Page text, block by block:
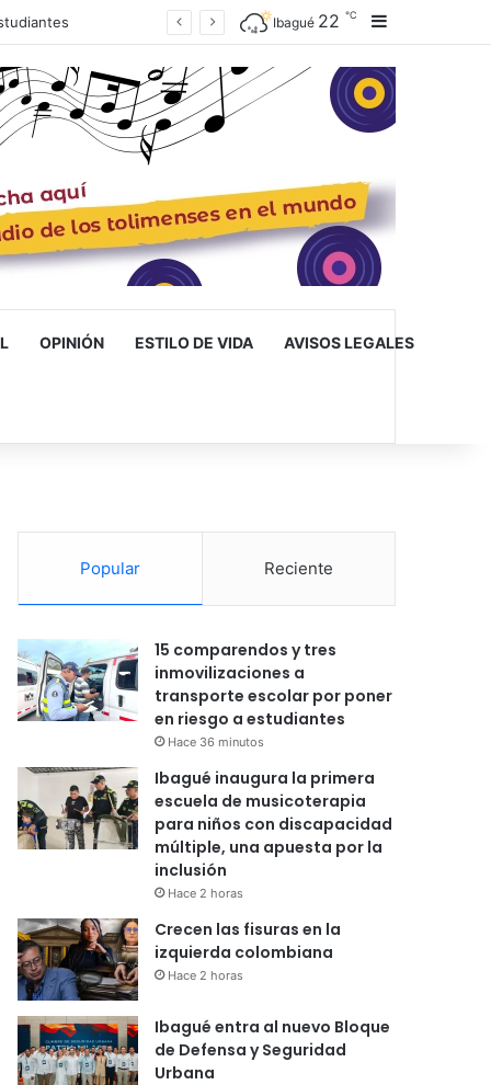
Ibagué 22 ℃
OPINIÓN ESTILO DE VIDA AVISOS LEGALES
Popular Reciente
15 comparendos y tres
inmovilizaciones a
transporte escolar por poner
en riesgo a estudiantes
Hace 36 minutos
Ibagué inaugura la primera
escuela de musicoterapia
para niños con discapacidad
múltiple, una apuesta por la
inclusión
Hace 2 horas
Crecen las fisuras en la
izquierda colombiana
Hace 2 horas
Ibagué entra al nuevo Bloque
de Defensa y Seguridad
Urbana